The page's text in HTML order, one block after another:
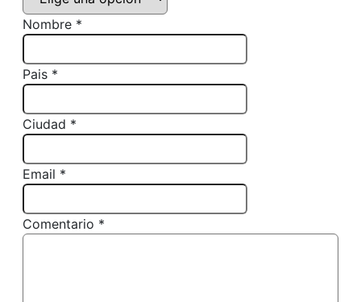
Nombre *
Pais *
Ciudad *
Email *
Comentario *